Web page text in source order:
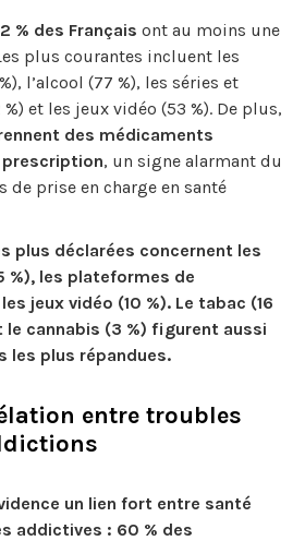
% des Français ont au moins une
plus courantes incluent les
l’alcool (77 %), les séries et
et les jeux vidéo (53 %). De plus,
des médicaments
, un signe alarmant du
de prise en charge en santé
plus déclarées concernent les
%), les plateformes de
jeux vidéo (10 %). Le tabac (16
le cannabis (3 %) figurent aussi
les plus répandues.
entre troubles
un lien fort entre santé
addictives : 60 % des